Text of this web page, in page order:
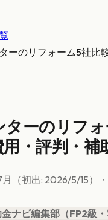
ーのリフォーム5社比
ターのリフ
用・評判・補
（初出: 2026/5/15）
ナビ編集部 （FP2級